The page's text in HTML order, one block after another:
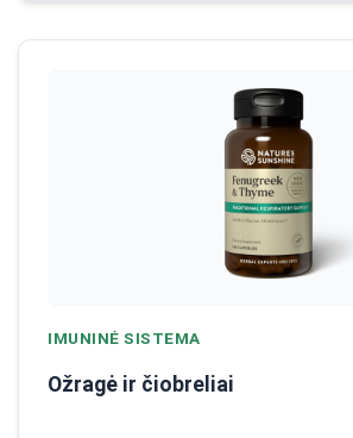
IMUNINĖ SISTEMA
Ožragė ir čiobreliai